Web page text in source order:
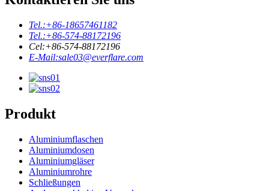
Tel.:+86-18657461182
Tel.:+86-574-88172196
Cel:+86-574-88172196
E-Mail:sale03@everflare.com
Produkt
Aluminiumflaschen
Aluminiumdosen
Aluminiumgläser
Aluminiumrohre
Schließungen